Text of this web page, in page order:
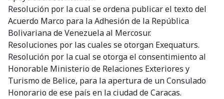
Resolución por la cual se ordena publicar el texto del
Acuerdo Marco para la Adhesión de la República
Bolivariana de Venezuela al Mercosur.
Resoluciones por las cuales se otorgan Exequaturs.
Resolución por la cual se otorga el consentimiento al
Honorable Ministerio de Relaciones Exteriores y
Turismo de Belice, para la apertura de un Consulado
Honorario de ese país en la ciudad de Caracas.